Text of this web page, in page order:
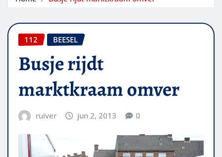
112 BEESEL
Busje rijdt
marktkraam omver
ruiver jun 2, 2013 0